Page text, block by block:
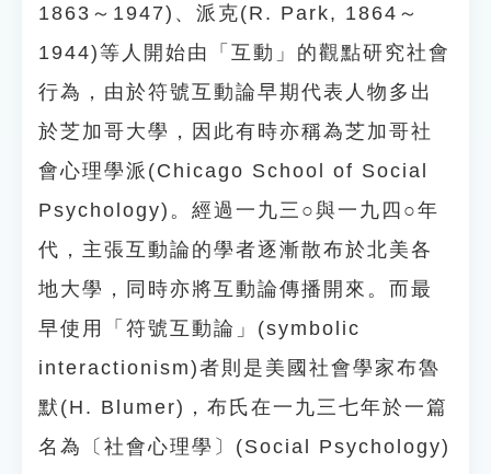
1863～1947)、派克(R. Park, 1864～
1944)等人開始由「互動」的觀點研究社會
行為，由於符號互動論早期代表人物多出
於芝加哥大學，因此有時亦稱為芝加哥社
會心理學派(Chicago School of Social
Psychology)。經過一九三○與一九四○年
代，主張互動論的學者逐漸散布於北美各
地大學，同時亦將互動論傳播開來。而最
早使用「符號互動論」(symbolic
interactionism)者則是美國社會學家布魯
默(H. Blumer)，布氏在一九三七年於一篇
名為〔社會心理學〕(Social Psychology)